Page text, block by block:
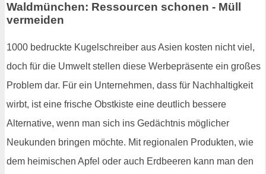
Waldmünchen: Ressourcen schonen - Müll
vermeiden
1000 bedruckte Kugelschreiber aus Asien kosten nicht viel,
doch für die Umwelt stellen diese Werbepräsente ein großes
Problem dar. Für ein Unternehmen, dass für Nachhaltigkeit
wirbt, ist eine frische Obstkiste eine deutlich bessere
Alternative, wenn man sich ins Gedächtnis möglicher
Neukunden bringen möchte. Mit regionalen Produkten, wie
dem heimischen Apfel oder auch Erdbeeren kann man den